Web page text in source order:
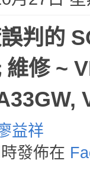
判的
維修 ~
益祥
發佈在